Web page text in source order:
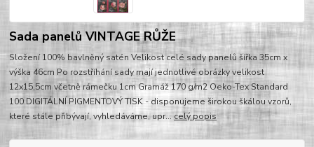
Sada panelů VINTAGE RŮŽE
Složení 100% bavlněný satén Velikost celé sady panelů šířka 35cm x
výška 46cm Po rozstříhání sady mají jednotlivé obrázky velikost
12x15,5cm včetně rámečku 1cm Gramáž 170 g/m2 Oeko-Tex Standard
100 DIGITÁLNÍ PIGMENTOVÝ TISK - disponujeme širokou škálou vzorů,
které stále přibývají, vyhledáváme, upr... celý popis